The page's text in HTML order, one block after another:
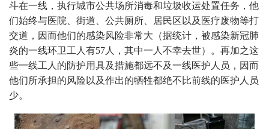
斗在一线，执行城市公共场所消毒和垃圾收运处置任务，他
们始终与医院、街道、公共厕所、居民区以及医疗废物等打
交道，因而他们的感染风险非常大（据统计，被感染新冠肺
炎的一线环卫工人有57人，其中一人不幸去世）。再加之这
些一线工人的防护用具及措施都远不及一线医护人员，因而
他们所承担的风险以及作出的牺牲都绝不比前线的医护人员
少。